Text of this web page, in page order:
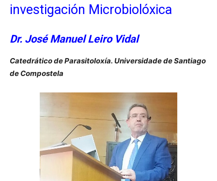
investigación Microbiolóxica
Dr. José Manuel Leiro Vidal
Catedrático de Parasitoloxía. Universidade de Santiago
de Compostela